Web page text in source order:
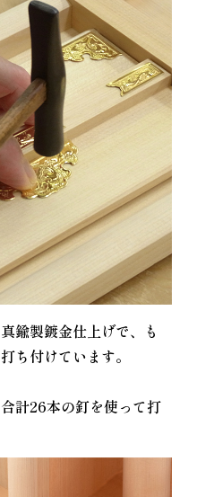
鍮製鍍金仕上げで、も
ち付けています。
計26本の釘を使って打